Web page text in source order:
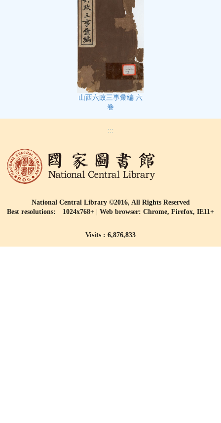
山西六政三事彙編 六
卷
:::
National Central Library ©2016, All Rights Reserved
Best resolutions: 1024x768+ | Web browser: Chrome, Firefox, IE11+
Visits : 6,876,833